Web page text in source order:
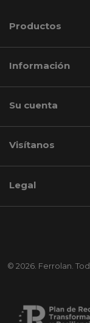
Productos
Información
Su cuenta
Visítanos
© 2026. Ferrolan.
Legal